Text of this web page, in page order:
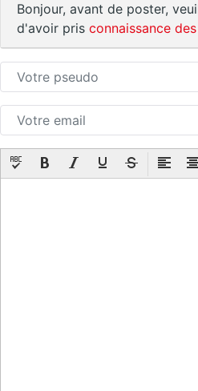
Bonjour, avant de poster,
d'avoir pris connaissance